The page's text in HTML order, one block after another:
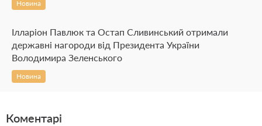
Новина
Ілларіон Павлюк та Остап Сливинський отримали
державні нагороди від Президента України
Володимира Зеленського
Новина
Коментарі